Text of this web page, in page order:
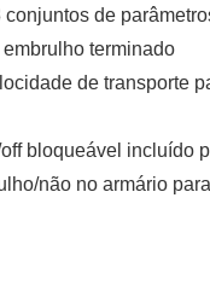
de
terminado
de transporte
bloqueável incluído
não no armário